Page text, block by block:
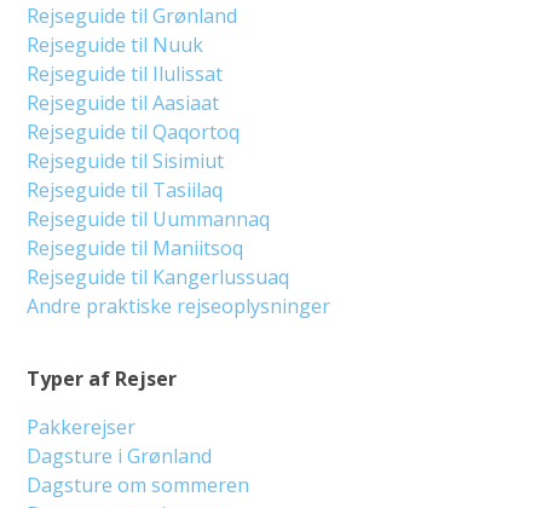
Typer af Rejser
Pakkerejser
Dagsture i Grønland
Dagsture om sommeren
Rejseguide til Grønland
Rejseguide til Nuuk
Rejseguide til Ilulissat
Rejseguide til Aasiaat
Rejseguide til Qaqortoq
Rejseguide til Sisimiut
Rejseguide til Tasiilaq
Rejseguide til Uummannaq
Rejseguide til Maniitsoq
Rejseguide til Kangerlussuaq
Andre praktiske rejseoplysninger